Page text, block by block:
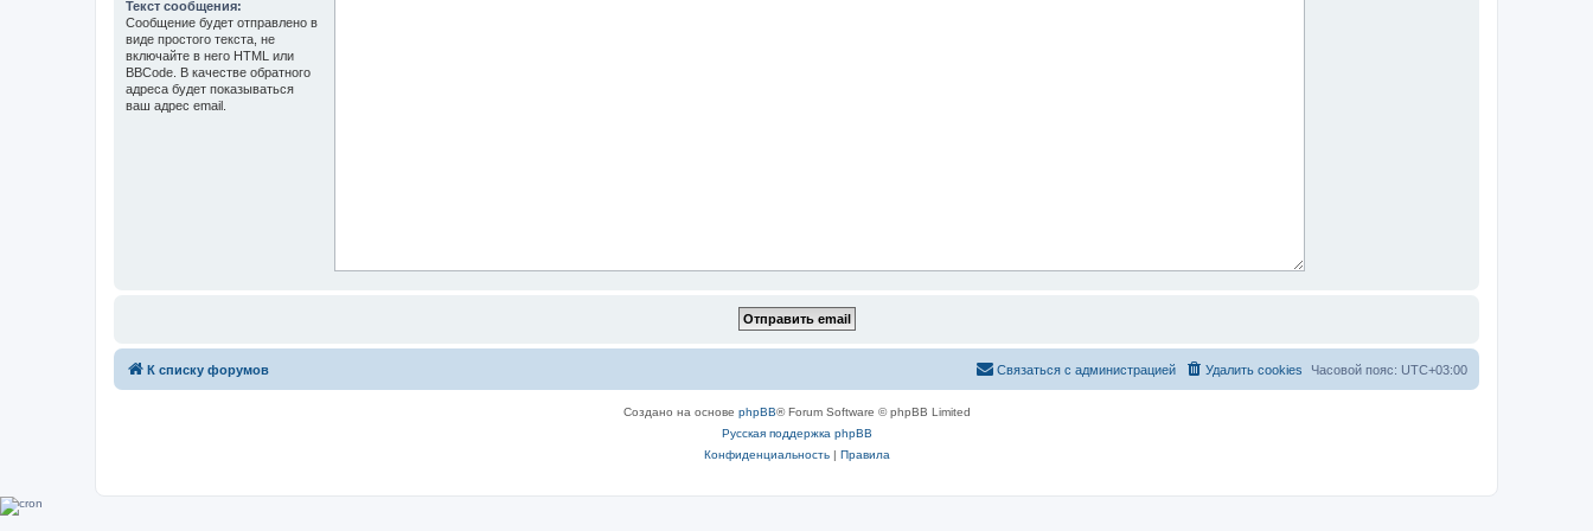
Текст сообщения:
Сообщение будет отправлено в
виде простого текста, не
включайте в него HTML или
BBCode. В качестве обратного
адреса будет показываться
ваш адрес email.
К списку форумов Часовой пояс: UTC+03:00
Удалить cookies
Связаться с администрацией
Создано на основе phpBB® Forum Software © phpBB Limited
Русская поддержка phpBB
Конфиденциальность| Правила